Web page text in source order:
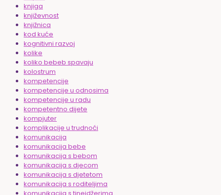
knjiga
književnost
knjižnica
kod kuće
kognitivni razvoj
kolike
koliko bebeb spavaju
kolostrum
kompetencije
kompetencije u odnosima
kompetencije u radu
kompetentno dijete
kompjuter
komplikacije u trudnoći
komunikacija
komunikacija bebe
komunikacija s bebom
komunikacija s djecom
komunikacija s djetetom
komunikacija s roditeljima